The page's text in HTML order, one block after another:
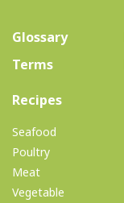
Glossary
Terms
Recipes(current)
Seafood
Poultry
Meat
Vegetable